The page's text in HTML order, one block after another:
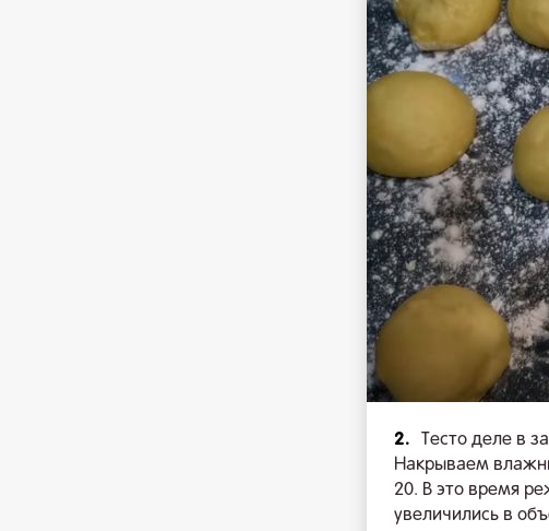
2.
Тесто деле в
Накрываем
20. В это время
увеличились в